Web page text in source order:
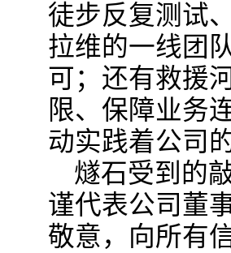
徒步反复测试
拉维的一线团
可；还有救援
限、保障业务
动实践着公司
燧石受到的
谨代表公司董
敬意，向所有